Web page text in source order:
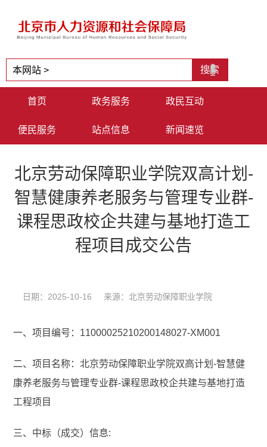
首页 政务服务 政民互动
便民服务 站点信息 新闻速览
北京劳动保障职业学院双高计划-
智慧健康养老服务与管理专业群-
课程思政校企共建与基地打造工
程项目成交公告
日期：2025-10-16 来源：北京劳动保障职业学院
一、项目编号：11000025210200148027-XM001
二、项目名称：北京劳动保障职业学院双高计划-智慧健
康养老服务与管理专业群-课程思政校企共建与基地打造
工程项目
三、中标（成交）信息: